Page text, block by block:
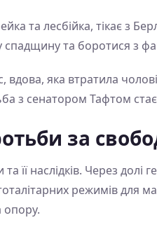
та лесбійка, тікає з
спадщину та боротися з
вдова, яка втратила
з сенатором Тафтом
за
її наслідків. Через
режимів для
опору.